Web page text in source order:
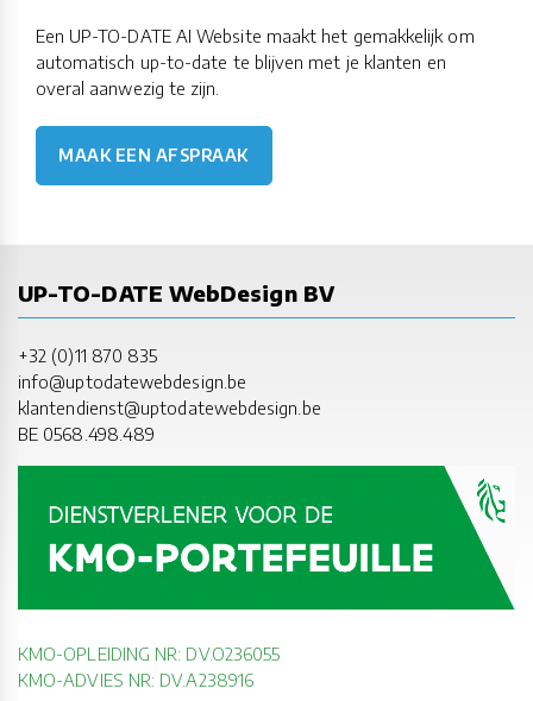
Een UP-TO-DATE AI Website maakt het gemakkelijk om
automatisch up-to-date te blijven met je klanten en
overal aanwezig te zijn.
MAAK EEN AFSPRAAK
UP-TO-DATE WebDesign BV
+32 (0)11 870 835
info@uptodatewebdesign.be
klantendienst@uptodatewebdesign.be
BE 0568.498.489
KMO-OPLEIDING NR: DV.O236055
KMO-ADVIES NR: DV.A238916